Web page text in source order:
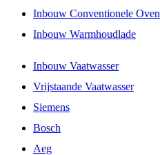
Inbouw Conventionele Oven
Inbouw Warmhoudlade
Inbouw Vaatwasser
Vrijstaande Vaatwasser
Siemens
Bosch
Aeg